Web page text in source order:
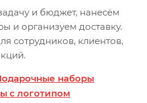
и бюджет, нанесём
и организуем доставку.
сотрудников, клиентов,
наборы
с логотипом